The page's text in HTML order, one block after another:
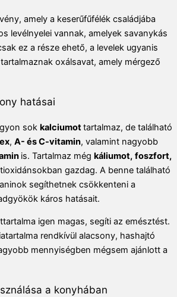
amely a keserűfűfélék családjába
levélnyelei vannak, amelyek savanykás
ez a része ehető, a levelek ugyanis
oxálsavat, amely mérgező
hatásai
sok kalciumottartalmaz, de található
, A- és C-vitamin, valamint nagyobb
is. Tartalmaz még káliumot, foszfort,
gazdag. A benne található
segíthetnek csökkenteni a
káros hatásait.
igen magas, segíti az emésztést.
rendkívül alacsony, hashajtó
mennyiségben mégsem ajánlott a
a konyhában